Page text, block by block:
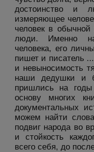
достоинство и
измеряющее
человек в
люди. Именно на
человека, его
пишет и писатель
и невыносимость
наши дедушки и
пришлись на
основу многих
документальных
можем найти
подвиг народа во
и стойкость
всего себя, до